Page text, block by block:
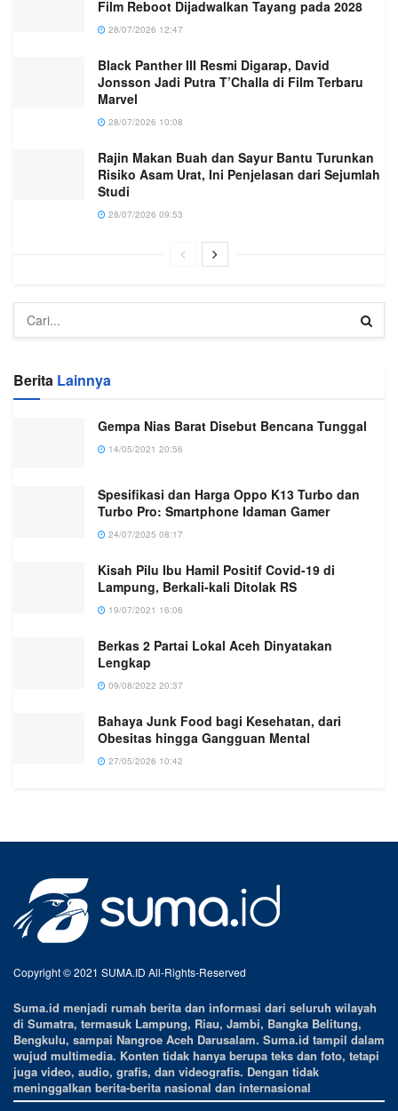
Film Reboot Dijadwalkan Tayang pada 2028
28/07/2026 12:47
Black Panther III Resmi Digarap, David
Jonsson Jadi Putra T’Challa di Film Terbaru
Marvel
28/07/2026 10:08
Rajin Makan Buah dan Sayur Bantu Turunkan
Risiko Asam Urat, Ini Penjelasan dari Sejumlah
Studi
28/07/2026 09:53
Berita Lainnya
Gempa Nias Barat Disebut Bencana Tunggal
14/05/2021 20:56
Spesifikasi dan Harga Oppo K13 Turbo dan
Turbo Pro: Smartphone Idaman Gamer
24/07/2025 08:17
Kisah Pilu Ibu Hamil Positif Covid-19 di
Lampung, Berkali-kali Ditolak RS
19/07/2021 16:06
Berkas 2 Partai Lokal Aceh Dinyatakan
Lengkap
09/08/2022 20:37
Bahaya Junk Food bagi Kesehatan, dari
Obesitas hingga Gangguan Mental
27/05/2026 10:42
Copyright © 2021 SUMA.ID All-Rights-Reserved
Suma.id menjadi rumah berita dan informasi dari seluruh wilayah
di Sumatra, termasuk Lampung, Riau, Jambi, Bangka Belitung,
Bengkulu, sampai Nangroe Aceh Darusalam. Suma.id tampil dalam
wujud multimedia. Konten tidak hanya berupa teks dan foto, tetapi
juga video, audio, grafis, dan videografis. Dengan tidak
meninggalkan berita-berita nasional dan internasional